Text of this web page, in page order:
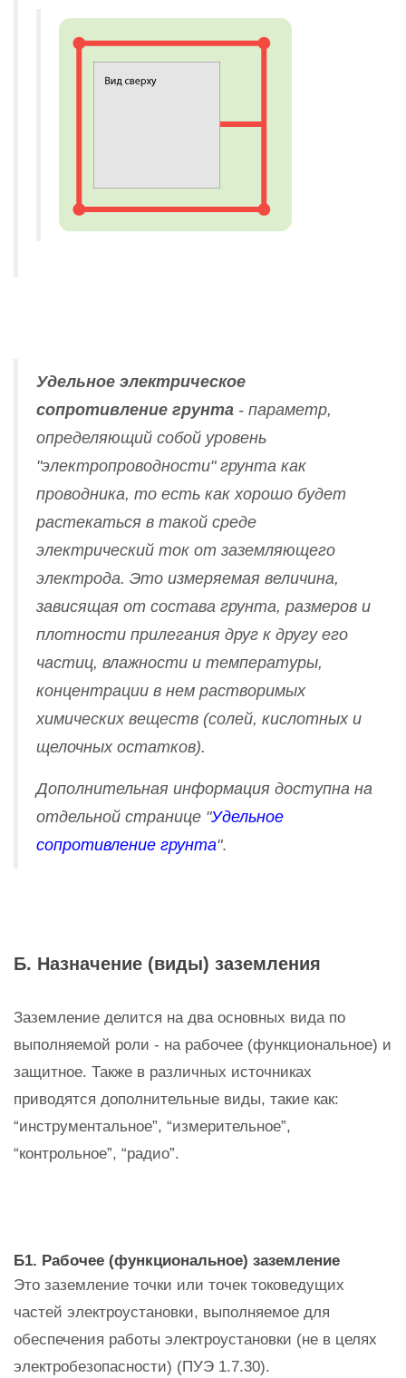
Удельное электрическое
сопротивление грунта - параметр,
определяющий собой уровень
"электропроводности" грунта как
проводника, то есть как хорошо будет
растекаться в такой среде
электрический ток от заземляющего
электрода. Это измеряемая величина,
зависящая от состава грунта, размеров и
плотности прилегания друг к другу его
частиц, влажности и температуры,
концентрации в нем растворимых
химических веществ (солей, кислотных и
щелочных остатков).
Дополнительная информация доступна на
отдельной странице "Удельное
сопротивление грунта".
Б. Назначение (виды) заземления
Заземление делится на два основных вида по
выполняемой роли - на рабочее (функциональное) и
защитное. Также в различных источниках
приводятся дополнительные виды, такие как:
“инструментальное”, “измерительное”,
“контрольное”, “радио”.
Б1. Рабочее (функциональное) заземление
Это заземление точки или точек токоведущих
частей электроустановки, выполняемое для
обеспечения работы электроустановки (не в целях
электробезопасности) (ПУЭ 1.7.30).